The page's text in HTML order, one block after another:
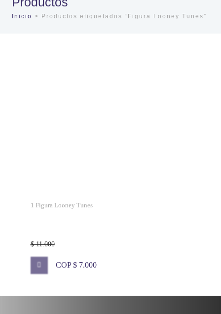
Inicio > Productos etiquetados “Figura Looney Tunes”
1 Figura Looney Tunes
$ 11.000
COP $ 7.000